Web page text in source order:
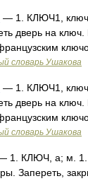
— 1. КЛЮЧ1,
дверь на ключ.
словарь Ушакова
— 1. КЛЮЧ1,
дверь на ключ.
словарь Ушакова
1. КЛЮЧ, а; м. 1.
Запереть,